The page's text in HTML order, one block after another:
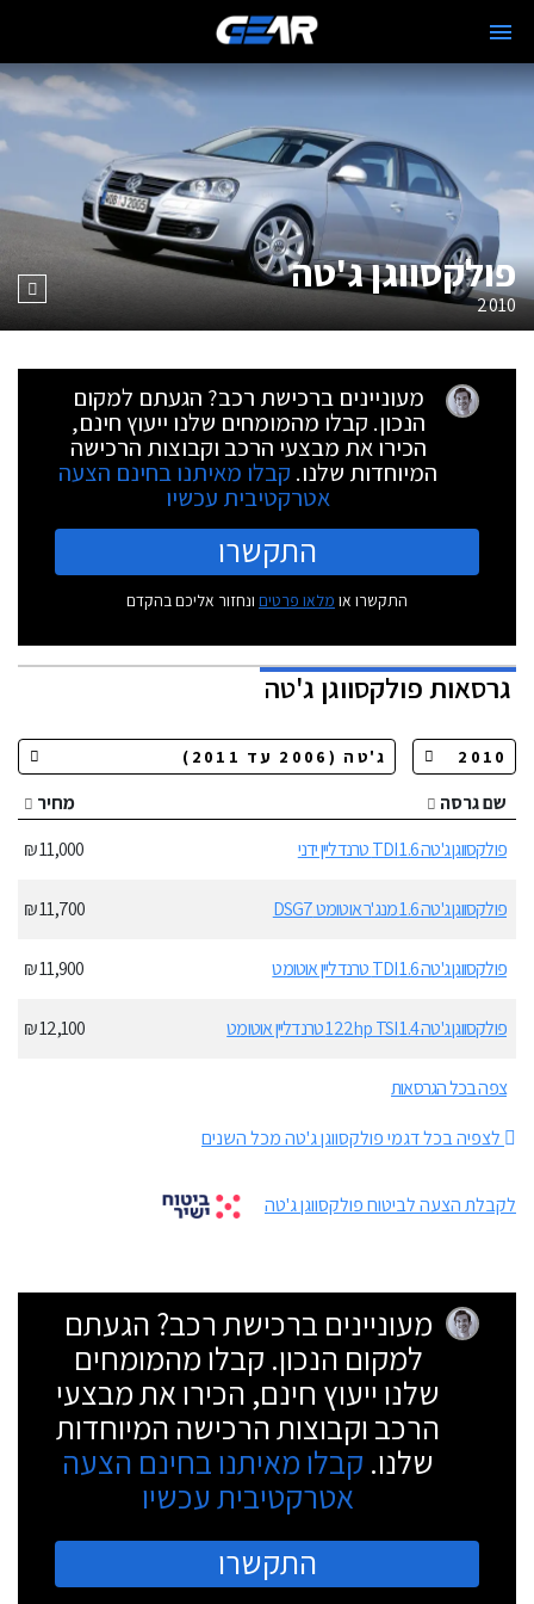
פולקסווגן ג'טה
2010
מעוניינים ברכישת רכב? הגעתם למקום
הנכון. קבלו מהמומחים שלנו ייעוץ חינם,
הכירו את מבצעי הרכב וקבוצות הרכישה
המיוחדות שלנו. קבלו מאיתנו בחינם הצעה
אטרקטיבית עכשיו
התקשרו
התקשרו או מלאו פרטים ונחזור אליכם בהקדם
גרסאותפולקסווגן ג'טה
שם גרסה
מחיר
פולקסווגן ג'טה 1.6 TDI טרנדליין ידני
11,000 ₪
פולקסווגן ג'טה 1.6 מנג'ר אוטומט DSG7 11,700 ₪
פולקסווגן ג'טה 1.6 TDI טרנדליין אוטומט 11,900 ₪
פולקסווגן ג'טה 1.4 122hp TSI טרנדליין אוטומט 12,100 ₪
צפה בכל הגרסאות
לצפיה בכל דגמי פולקסווגן ג'טה מכל השנים
לקבלת הצעה לביטוח פולקסווגן ג'טה
מעוניינים ברכישת רכב? הגעתם
למקום הנכון. קבלו מהמומחים
שלנו ייעוץ חינם, הכירו את מבצעי
הרכב וקבוצות הרכישה המיוחדות
שלנו. קבלו מאיתנו בחינם הצעה
אטרקטיבית עכשיו
התקשרו